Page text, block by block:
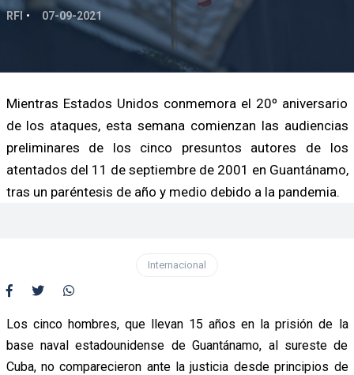
RFI 07-09-2021
Mientras Estados Unidos conmemora el 20º aniversario
de los ataques, esta semana comienzan las audiencias
preliminares de los cinco presuntos autores de los
atentados del 11 de septiembre de 2001 en Guantánamo,
tras un paréntesis de año y medio debido a la pandemia.
Internacional
Los cinco hombres, que llevan 15 años en la prisión de la
base naval estadounidense de Guantánamo, al sureste de
Cuba, no comparecieron ante la justicia desde principios de